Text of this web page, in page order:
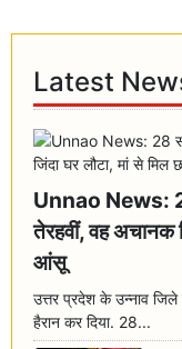
Latest
Unnao News:
तेरहवीं, वह अचानक
आंसू
उत्तर प्रदेश के उन्नाव
हैरान कर दिया. 28...